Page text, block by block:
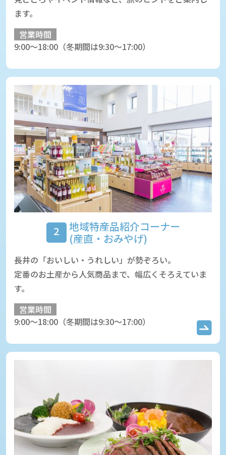
ます。
営業時間
9:00～18:00（冬期間は9:30～17:00）
2
地域特産品紹介コーナー
(産直・おみやげ)
長井の「おいしい・うれしい」が勢ぞろい。
定番のお土産から人気商品まで、幅広くそろえていま
す。
営業時間
9:00～18:00（冬期間は9:30～17:00）